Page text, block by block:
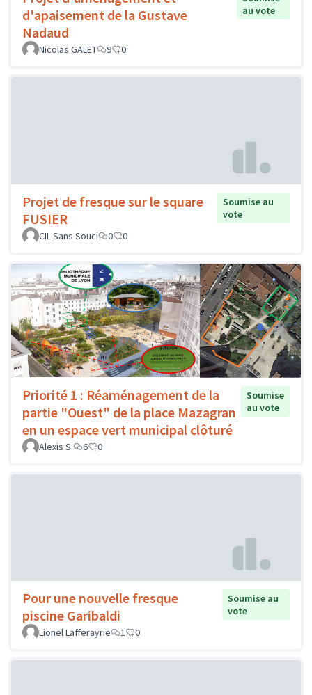
d'apaisement de la Gustave
Nadaud
au vote
Nicolas GALET 9 0
Projet de fresque sur le square
FUSIER
Soumise au
vote
CIL Sans Souci
0 0
Priorité 1 : Réaménagement de la
partie "Ouest" de la place Mazagran
en un espace vert municipal clôturé
Soumise
au vote
Alexis S. 6 0
Pour une nouvelle fresque
piscine Garibaldi
Soumise au
vote
Lionel Lafferayrie
1 0